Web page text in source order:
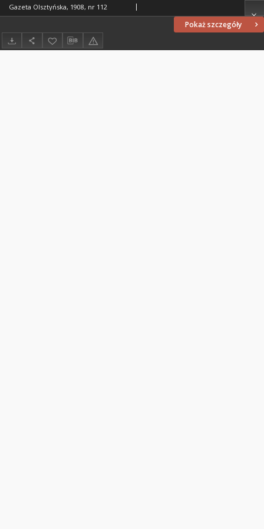
Pokaż szczegóły
Gazeta Olsztyńska, 1908, nr 112